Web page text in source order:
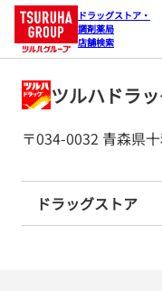
ドラッグストア・
調剤薬局
店舗検索
ツルハドラ
〒034-0032 青森県
ドラッグストア